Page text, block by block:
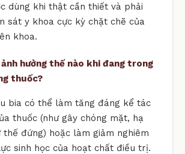
dùng khi thật cần thiết và phải
sát y khoa cực kỳ chặt chẽ của
khoa.
ảnh hưởng thế nào khi đang trong
thuốc?
bia có thể làm tăng đáng kể tác
thuốc (như gây chóng mặt, hạ
đứng) hoặc làm giảm nghiêm
sinh học của hoạt chất điều trị.